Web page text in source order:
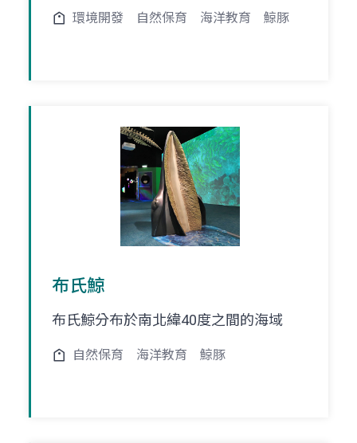
環境開發 自然保育 海洋教育 鯨豚
布氏鯨
布氏鯨分布於南北緯40度之間的海域
自然保育 海洋教育 鯨豚